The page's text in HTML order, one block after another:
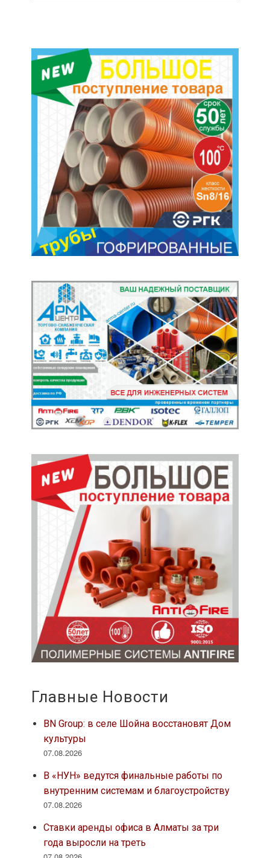
Главные Новости
BN Group: в селе Шойна восстановят Дом
культуры
07.08.2026
В «НУН» ведутся финальные работы по
внутренним системам и благоустройству
07.08.2026
Ставки аренды офиса в Алматы за три
года выросли на треть